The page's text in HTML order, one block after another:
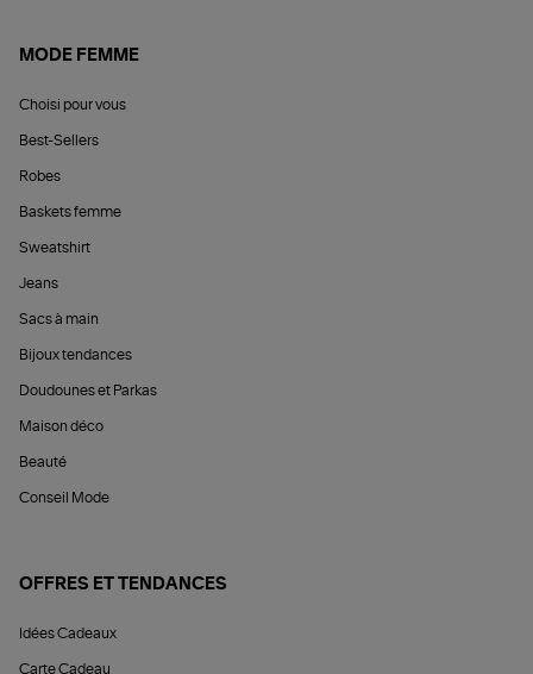
MODE FEMME
Choisi pour vous
Best-Sellers
Robes
Baskets femme
Sweatshirt
Jeans
Sacs à main
Bijoux tendances
Doudounes et Parkas
Maison déco
Beauté
Conseil Mode
OFFRES ET TENDANCES
Idées Cadeaux
Carte Cadeau